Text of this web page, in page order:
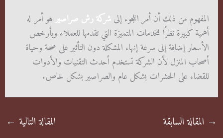
المفهوم من ذلك أن أمر اللجوء إلى شركة رش صراصيرهو أمر له
أهمية كبيرة نظرًا للخدمات المتميزة التي تقدمها للعملاء وبأرخص
الأسعار إضافة إلى سرعة إنهاء المشكلة دون التأثير على صحة وحياة
أصحاب المنزل لأن الشركة تستخدم أحدث التقنيات والأدوات
للقضاء على الحشرات بشكل عام والصراصير بشكل خاص.
→ المقالة السابقة المقالة التالية ←